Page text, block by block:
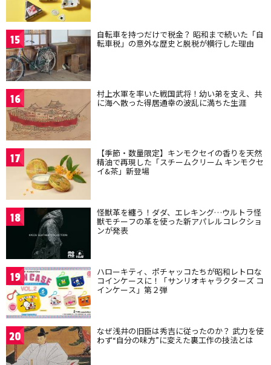
15 自転車を持つだけで税金？ 昭和まで続いた「自
転車税」の意外な歴史と脱税が横行した理由
16 村上水軍を率いた戦国武将！幼い弟を支え、共
に海へ散った得居通幸の波乱に満ちた生涯
17 【季節・数量限定】キンモクセイの香りを天然
精油で再現した「スチームクリーム キンモクセ
イ&茶」新登場
18 怪獣革を纏う！ダダ、エレキング…ウルトラ怪
獣モチーフの革を使った新アパレルコレクショ
ンが発表
19 ハローキティ、ポチャッコたちが昭和レトロな
コインケースに！「サンリオキャラクターズ コ
インケース」第２弾
20 なぜ浅井の旧臣は秀吉に従ったのか？ 武力を使
わず“自分の味方”に変えた裏工作の技法とは